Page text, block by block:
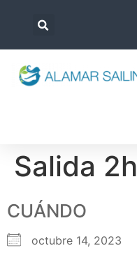
Salida 2h
CUÁNDO
octubre 14, 2023